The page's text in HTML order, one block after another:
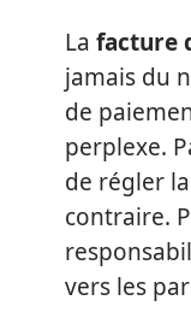
La facture
jamais du
de
perplexe.
de régler
contraire.
vers les